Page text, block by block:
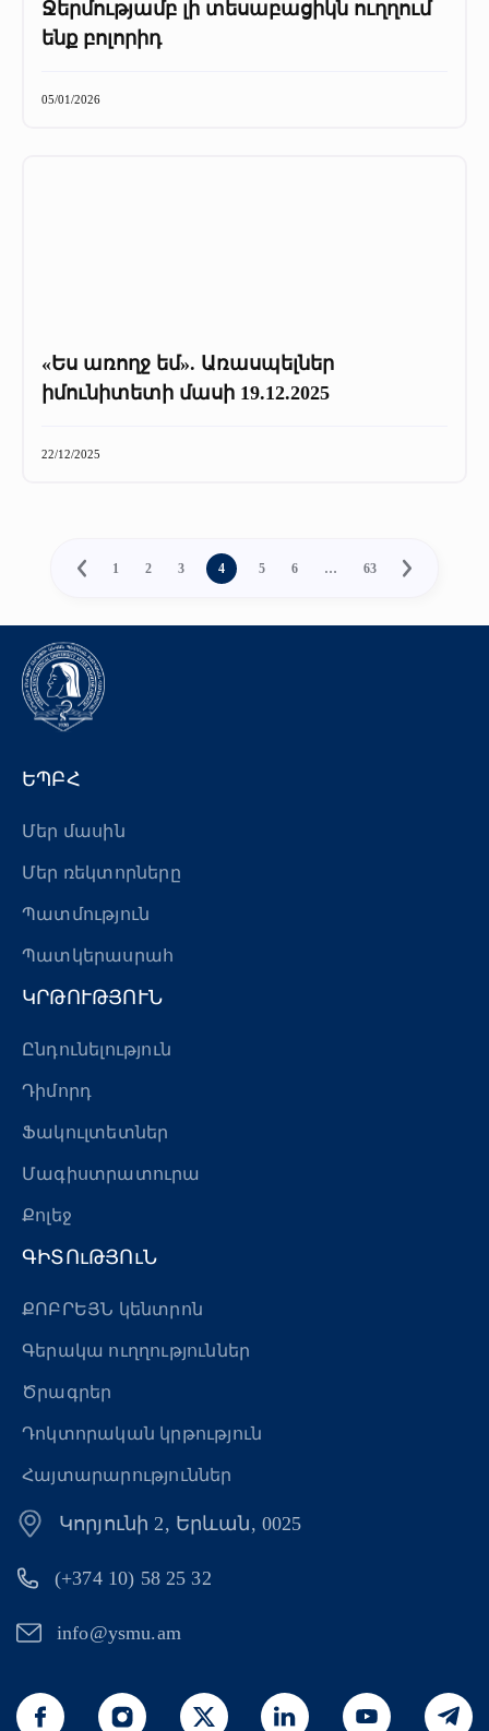
Ջերմությամբ լի տեսաբացիկն ուղղում
ենք բոլորիդ
05/01/2026
«Ես առողջ եմ». Առասպելներ
իմունիտետի մասի 19.12.2025
22/12/2025
1 2 3 4 5 6 … 63
ԵՊԲՀ
Մեր մասին
Մեր ռեկտորները
Պատմություն
Պատկերասրահ
ԿՐԹՈՒԹՅՈՒՆ
Ընդունելություն
Դիմորդ
Ֆակուլտետներ
Մագիստրատուրա
Քոլեջ
ԳԻՏՈւԹՅՈւՆ
ՔՈԲՐԵՅՆ կենտրոն
Գերակա ուղղություններ
Ծրագրեր
Դոկտորական կրթություն
Հայտարարություններ
Կորյունի 2, Երևան, 0025
(+374 10) 58 25 32
info@ysmu.am